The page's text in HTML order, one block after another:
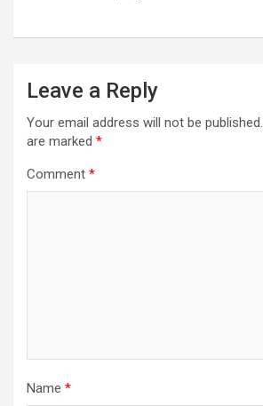
Leave a Reply
Your email address will not be published.
are marked *
Comment *
Name *